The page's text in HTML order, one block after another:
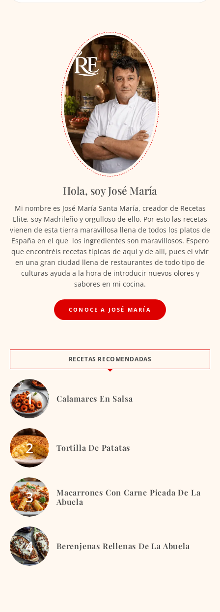
Hola, soy José María
Mi nombre es José María Santa María, creador de Recetas
Elite, soy Madrileño y orgulloso de ello. Por esto las recetas
vienen de esta tierra maravillosa llena de todos los platos de
España en el que los ingredientes son maravillosos. Espero
que encontréis recetas típicas de aquí y de allí, pues el vivir
en una gran ciudad llena de restaurantes de todo tipo de
culturas ayuda a la hora de introducir nuevos olores y
sabores en mi cocina.
CONOCE A JOSÉ MARÍA
RECETAS RECOMENDADAS
Calamares En Salsa
Tortilla De Patatas
Macarrones Con Carne Picada De La
Abuela
Berenjenas Rellenas De La Abuela